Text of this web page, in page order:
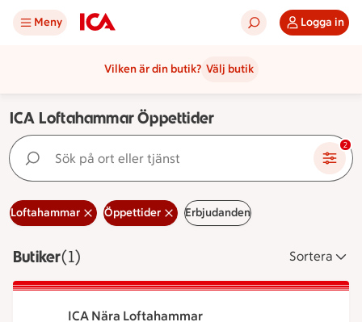
Meny Logga in
Vilken är din butik? Välj butik
ICA Loftahammar Öppettider
Sök på ort eller tjänst 2
Loftahammar Öppettider Erbjudanden
ButikerVisar 1 stycken
(1) Sortera
ICA Nära Loftahammar